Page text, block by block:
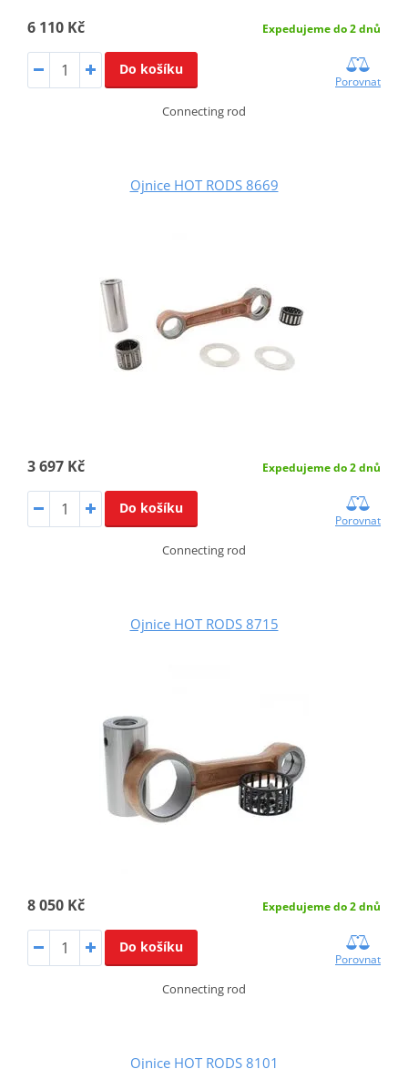
6 110 Kč Expedujeme do 2 dnů
Do košíku
Porovnat
Connecting rod
Ojnice HOT RODS 8669
3 697 Kč Expedujeme do 2 dnů
Do košíku
Porovnat
Connecting rod
Ojnice HOT RODS 8715
8 050 Kč Expedujeme do 2 dnů
Do košíku
Porovnat
Connecting rod
Ojnice HOT RODS 8101